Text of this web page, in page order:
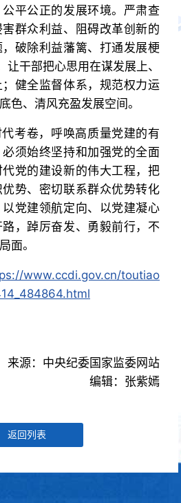
平公正的发展环境。严肃查
群众利益、阻碍改革创新的
破除利益藩篱、打通发展梗
让干部把心思用在谋发展上、
健全监督体系，规范权力运
色、清风充盈发展空间。
考卷，呼唤高质量党建的有
须始终坚持和加强党的全面
党的建设新的伟大工程，把
势、密切联系群众优势转化
党建领航定向、以党建凝心
，踔厉奋发、勇毅前行，不
面。
www.ccdi.gov.cn/toutiao
来源：中央纪委国家监委网站
编辑：张紫嫣
返回列表